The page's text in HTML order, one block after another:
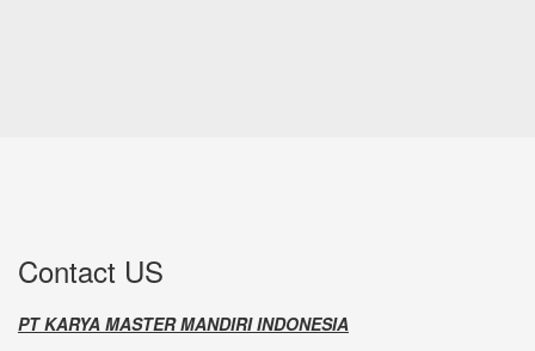
Contact US
PT KARYA MASTER MANDIRI INDONESIA